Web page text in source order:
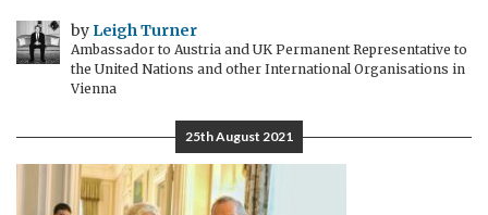
by Leigh Turner
Ambassador to Austria and UK Permanent Representative to
the United Nations and other International Organisations in
Vienna
25th August 2021